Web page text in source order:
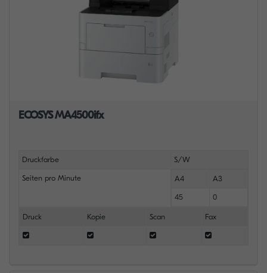
ECOSYS MA4500ifx
Druckfarbe S/W
Seiten pro Minute A4 A3
45 0
Druck Kopie Scan Fax